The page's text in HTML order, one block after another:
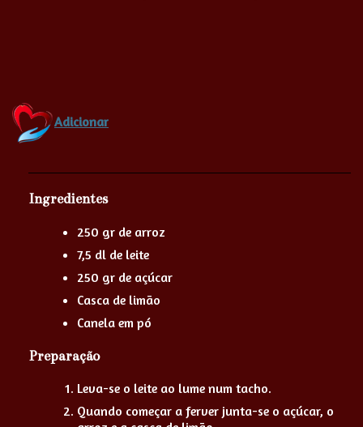
Adicionar
Ingredientes
250 gr de arroz
7,5 dl de leite
250 gr de açúcar
Casca de limão
Canela em pó
Preparação
Leva-se o leite ao lume num tacho.
Quando começar a ferver junta-se o açúcar, o